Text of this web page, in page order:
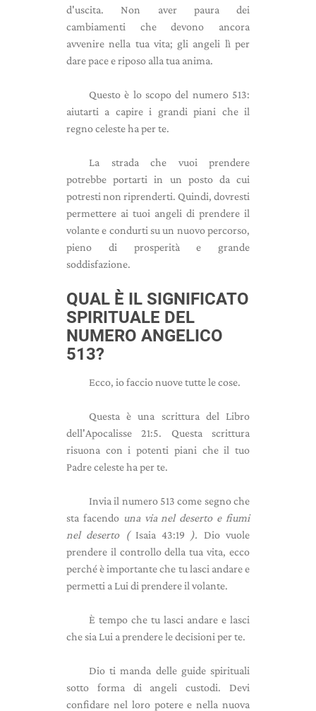
d'uscita. Non aver paura dei
cambiamenti che devono ancora
avvenire nella tua vita; gli angeli lì per
dare pace e riposo alla tua anima.
Questo è lo scopo del numero 513:
aiutarti a capire i grandi piani che il
regno celeste ha per te.
La strada che vuoi prendere
potrebbe portarti in un posto da cui
potresti non riprenderti. Quindi, dovresti
permettere ai tuoi angeli di prendere il
volante e condurti su un nuovo percorso,
pieno di prosperità e grande
soddisfazione.
QUAL È IL SIGNIFICATO
SPIRITUALE DEL
NUMERO ANGELICO
513?
Ecco, io faccio nuove tutte le cose.
Questa è una scrittura del Libro
dell'Apocalisse 21:5. Questa scrittura
risuona con i potenti piani che il tuo
Padre celeste ha per te.
Invia il numero 513 come segno che
sta facendo una via nel deserto e fiumi
nel deserto (Isaia 43:19 ). Dio vuole
prendere il controllo della tua vita, ecco
perché è importante che tu lasci andare e
permetti a Lui di prendere il volante.
È tempo che tu lasci andare e lasci
che sia Lui a prendere le decisioni per te.
Dio ti manda delle guide spirituali
sotto forma di angeli custodi. Devi
confidare nel loro potere e nella nuova